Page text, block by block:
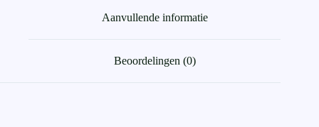
Aanvullende informatie
Beoordelingen (0)